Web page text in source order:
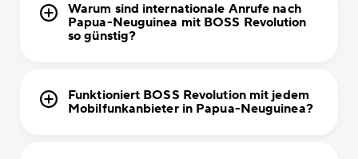
Warum sind internationale Anrufe nach
Papua-Neuguinea mit BOSS Revolution
so günstig?
Funktioniert BOSS Revolution mit jedem
Mobilfunkanbieter in Papua-Neuguinea?